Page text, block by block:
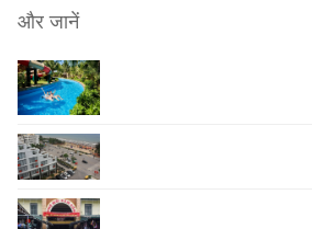
और जानें